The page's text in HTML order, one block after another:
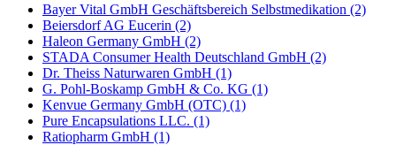
Bayer Vital GmbH Geschäftsbereich Selbstmedikation (2)
Beiersdorf AG Eucerin (2)
Haleon Germany GmbH (2)
STADA Consumer Health Deutschland GmbH (2)
Dr. Theiss Naturwaren GmbH (1)
G. Pohl-Boskamp GmbH & Co. KG (1)
Kenvue Germany GmbH (OTC) (1)
Pure Encapsulations LLC. (1)
Ratiopharm GmbH (1)